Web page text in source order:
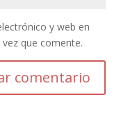
y web en
que comente.